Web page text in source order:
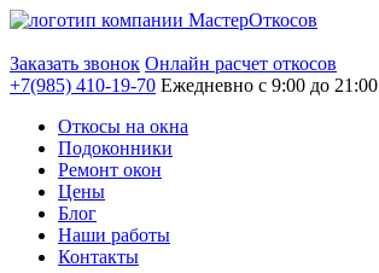
Заказать звонок Онлайн расчет откосов
+7(985) 410-19-70 Ежедневно с 9:00 до 21:00
Откосы на окна
Подоконники
Ремонт окон
Цены
Блог
Наши работы
Контакты